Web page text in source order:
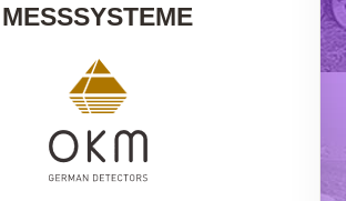
MESSSYSTEME